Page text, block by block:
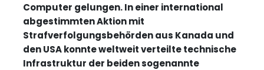
Computer gelungen. In einer international
abgestimmten Aktion mit
Strafverfolgungsbehörden aus Kanada und
den USA konnte weltweit verteilte technische
Infrastruktur der beiden sogenannte